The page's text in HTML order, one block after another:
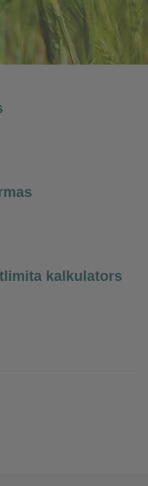
kalkulators